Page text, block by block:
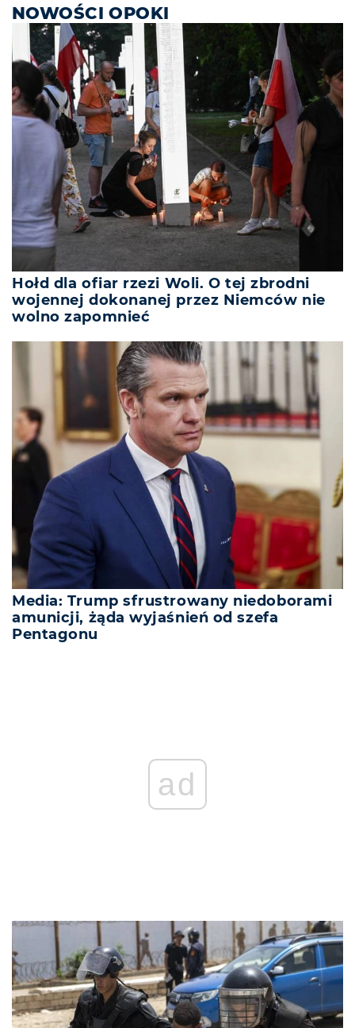
NOWOŚCI OPOKI
Hołd dla ofiar rzezi Woli. O tej zbrodni
wojennej dokonanej przez Niemców nie
wolno zapomnieć
Media: Trump sfrustrowany niedoborami
amunicji, żąda wyjaśnień od szefa
Pentagonu
ad